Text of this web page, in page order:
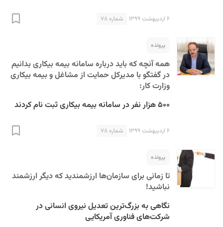
۶ اردیبهشت ۱۳۹۹ شماره ۷۸
پرونده
همه آنچه که باید درباره سامانه بیمه بیکاری بدانیم
در گفتگو با مدیرکل حمایت از مشاغل و بیمه بیکاری
وزارت کار:
۵۰۰ هزار نفر در سامانه بیمه بیکاری ثبت نام کردند
۶ اردیبهشت ۱۳۹۹ شماره ۷۸
پرونده
تا زمانی برای سازمان‌ها ارزشمندید که دیگر ارزشمند
نباشید!
نگاهی به بزرگ‌ترین تعدیل نیروی انسانی در
شرکت‌های فناوری آمریکایی